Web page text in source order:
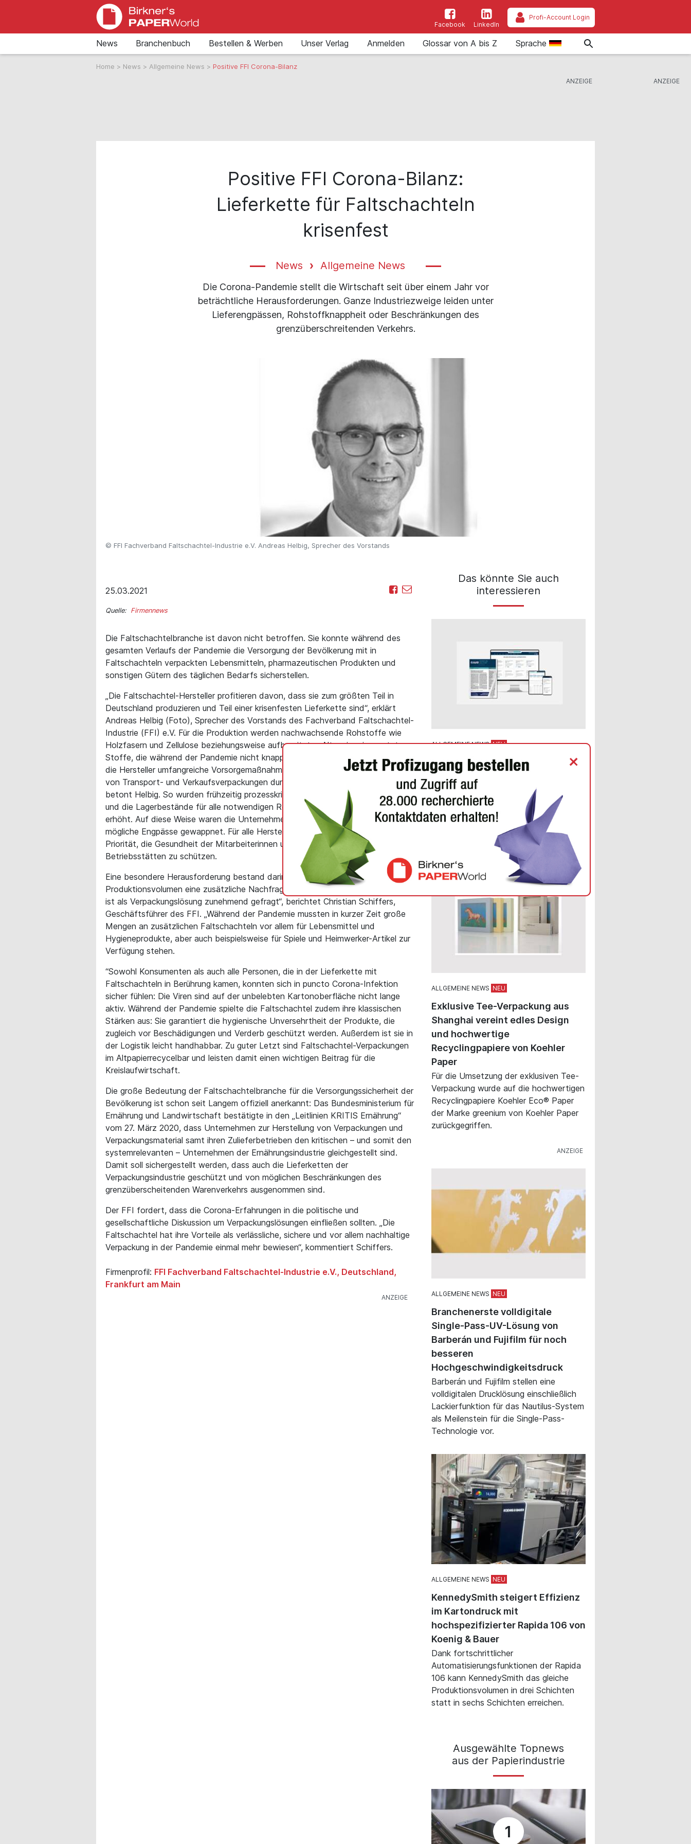
Facebook LinkedIn
Profi-Account Login
News Branchenbuch Bestellen & Werben Unser Verlag Anmelden Glossar von A bis Z Sprache
Home > News > Allgemeine News > Positive FFI Corona-Bilanz
+
Positive FFI Corona-Bilanz:
Lieferkette für Faltschachteln
krisenfest
News Allgemeine News
Die Corona-Pandemie stellt die Wirtschaft seit über einem Jahr vor
beträchtliche Herausforderungen. Ganze Industriezweige leiden unter
Lieferengpässen, Rohstoffknappheit oder Beschränkungen des
grenzüberschreitenden Verkehrs.
© FFI Fachverband Faltschachtel-Industrie e.V. Andreas Helbig, Sprecher des Vorstands
25.03.2021
Quelle: Firmennews
Die Faltschachtelbranche ist davon nicht betroffen. Sie konnte während des
gesamten Verlaufs der Pandemie die Versorgung der Bevölkerung mit in
Faltschachteln verpackten Lebensmitteln, pharmazeutischen Produkten und
sonstigen Gütern des täglichen Bedarfs sicherstellen.
„Die Faltschachtel-Hersteller profitieren davon, dass sie zum größten Teil in
Deutschland produzieren und Teil einer krisenfesten Lieferkette sind“, erklärt
Andreas Helbig (Foto), Sprecher des Vorstands des Fachverband Faltschachtel-
Industrie (FFI) e.V. Für die Produktion werden nachwachsende Rohstoffe wie
Holzfasern und Zellulose beziehungsweise aufbereitetes Altpapier eingesetzt –
Stoffe, die während der Pandemie nicht knapp wurden. „Darüber hinaus haben
die Hersteller umfangreiche Vorsorgemaßnahmen getroffen, um die Lieferkette
von Transport- und Verkaufsverpackungen durchgehend zu gewährleisten“,
betont Helbig. So wurden frühzeitig prozesskritische Lieferanten identifiziert
und die Lagerbestände für alle notwendigen Roh-, Hilfs- und Betriebsstoffe
erhöht. Auf diese Weise waren die Unternehmen jederzeit flexibel und für
mögliche Engpässe gewappnet. Für alle Hersteller hatte es dabei höchste
Priorität, die Gesundheit der Mitarbeiterinnen und Mitarbeiter in den
Betriebsstätten zu schützen.
Eine besondere Herausforderung bestand darin, neben dem gewohnten
Produktionsvolumen eine zusätzliche Nachfrage zu bedienen. „Die Faltschachtel
ist als Verpackungslösung zunehmend gefragt“, berichtet Christian Schiffers,
Geschäftsführer des FFI. „Während der Pandemie mussten in kurzer Zeit große
Mengen an zusätzlichen Faltschachteln vor allem für Lebensmittel und
Hygieneprodukte, aber auch beispielsweise für Spiele und Heimwerker-Artikel zur
Verfügung stehen.
“Sowohl Konsumenten als auch alle Personen, die in der Lieferkette mit
Faltschachteln in Berührung kamen, konnten sich in puncto Corona-Infektion
sicher fühlen: Die Viren sind auf der unbelebten Kartonoberfläche nicht lange
aktiv. Während der Pandemie spielte die Faltschachtel zudem ihre klassischen
Stärken aus: Sie garantiert die hygienische Unversehrtheit der Produkte, die
zugleich vor Beschädigungen und Verderb geschützt werden. Außerdem ist sie in
der Logistik leicht handhabbar. Zu guter Letzt sind Faltschachtel-Verpackungen
im Altpapierrecycelbar und leisten damit einen wichtigen Beitrag für die
Kreislaufwirtschaft.
Die große Bedeutung der Faltschachtelbranche für die Versorgungssicherheit der
Bevölkerung ist schon seit Langem offiziell anerkannt: Das Bundesministerium für
Ernährung und Landwirtschaft bestätigte in den „Leitlinien KRITIS Ernährung“
vom 27. März 2020, dass Unternehmen zur Herstellung von Verpackungen und
Verpackungsmaterial samt ihren Zulieferbetrieben den kritischen – und somit den
systemrelevanten – Unternehmen der Ernährungsindustrie gleichgestellt sind.
Damit soll sichergestellt werden, dass auch die Lieferketten der
Verpackungsindustrie geschützt und von möglichen Beschränkungen des
grenzüberscheitenden Warenverkehrs ausgenommen sind.
Der FFI fordert, dass die Corona-Erfahrungen in die politische und
gesellschaftliche Diskussion um Verpackungslösungen einfließen sollten. „Die
Faltschachtel hat ihre Vorteile als verlässliche, sichere und vor allem nachhaltige
Verpackung in der Pandemie einmal mehr bewiesen“, kommentiert Schiffers.
Firmenprofil: FFI Fachverband Faltschachtel-Industrie e.V., Deutschland,
Frankfurt am Main
Das könnte Sie auch
interessieren
ALLGEMEINE NEWS
Koehler Paper erhöht Preise für
Recyclingpapiere
Für Lieferungen ab dem 1. September
2026 ist eine Preiserhöhung für
Recyclingpapiere um 6 % angekündigt
wegen erhöhten Produktionskosten und
instabilen Lieferketten.
ALLGEMEINE NEWS
Exklusive Tee-Verpackung aus
Shanghai vereint edles Design
und hochwertige
Recyclingpapiere von Koehler
Paper
Für die Umsetzung der exklusiven Tee-
Verpackung wurde auf die hochwertigen
Recyclingpapiere Koehler Eco® Paper
der Marke greenium von Koehler Paper
zurückgegriffen.
ALLGEMEINE NEWS
Branchenerste volldigitale
Single-Pass-UV-Lösung von
Barberán und Fujifilm für noch
besseren
Hochgeschwindigkeitsdruck
Barberán und Fujifilm stellen eine
volldigitalen Drucklösung einschließlich
Lackierfunktion für das Nautilus-System
als Meilenstein für die Single-Pass-
Technologie vor.
ALLGEMEINE NEWS
KennedySmith steigert Effizienz
im Kartondruck mit
hochspezifizierter Rapida 106 von
Koenig & Bauer
Dank fortschrittlicher
Automatisierungsfunktionen der Rapida
106 kann KennedySmith das gleiche
Produktionsvolumen in drei Schichten
statt in sechs Schichten erreichen.
Ausgewählte Topnews
aus der Papierindustrie
1